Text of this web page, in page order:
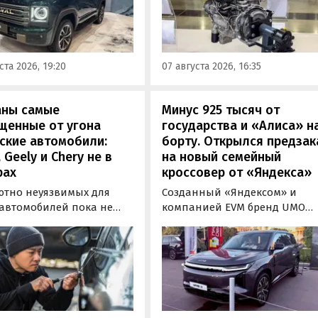
и Tank 500, которые
прошли
и получили
типа
средства (ОТТС).
2026, 19:20
«Автоновостей дня» удалось
лично ознакомиться с
новинкой на выставке
«Иннопром» в
07 августа 2026, 16:35
самые
от угона
автомобили:
Geely и Chery не в
неуязвимых для
пока не
больше
Из китайских
сегодня
модели Li и BYD,
в эфире радио РБК
Минус 925 тысяч от
государства и «Алиса»
борту. Открылся
на новый семейный
кроссовер от «Яндекса»
Созданный «Яндексом» и
компанией EVM бренд UMO
на свою вторую модель
- полноразмерный
кроссовер UMO 8 с полным
приводом. Его уже можно
заказать в двух версиях: Max
5 915 000 рублей и Ultra за 6